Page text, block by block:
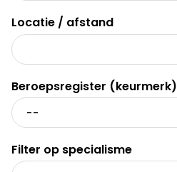
Locatie / afstand
Beroepsregister (keurmerk)
Filter op specialisme